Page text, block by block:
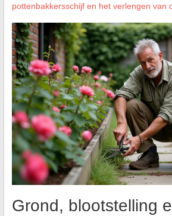
pottenbakkersschijf en het verlengen van
Grond, blootstelling